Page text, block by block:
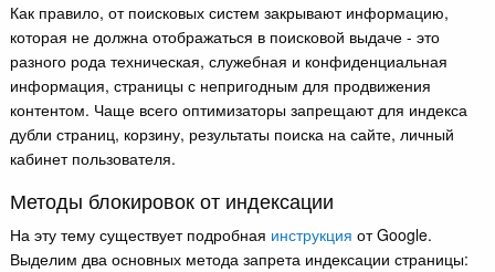
Как правило, от поисковых систем закрывают информацию,
которая не должна отображаться в поисковой выдаче - это
разного рода техническая, служебная и конфиденциальная
информация, страницы с непригодным для продвижения
контентом. Чаще всего оптимизаторы запрещают для индекса
дубли страниц, корзину, результаты поиска на сайте, личный
кабинет пользователя.
Методы блокировок от индексации
На эту тему существует подробная инструкция от Google.
Выделим два основных метода запрета индексации страницы: